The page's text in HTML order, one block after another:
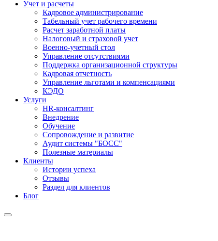
Учет и расчеты
Кадровое администрирование
Табельный учет рабочего времени
Расчет заработной платы
Налоговый и страховой учет
Военно-учетный стол
Управление отсутствиями
Поддержка организационной структуры
Кадровая отчетность
Управление льготами и компенсациями
КЭДО
Услуги
HR-консалтинг
Внедрение
Обучение
Сопровождение и развитие
Аудит системы "БОСС"
Полезные материалы
Клиенты
Истории успеха
Отзывы
Раздел для клиентов
Блог